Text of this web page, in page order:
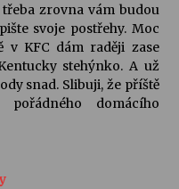
zrovna vám budou
svoje postřehy. Moc
v KFC dám raději zase
stehýnko. A už
snad. Slibuji, že příště
domácího